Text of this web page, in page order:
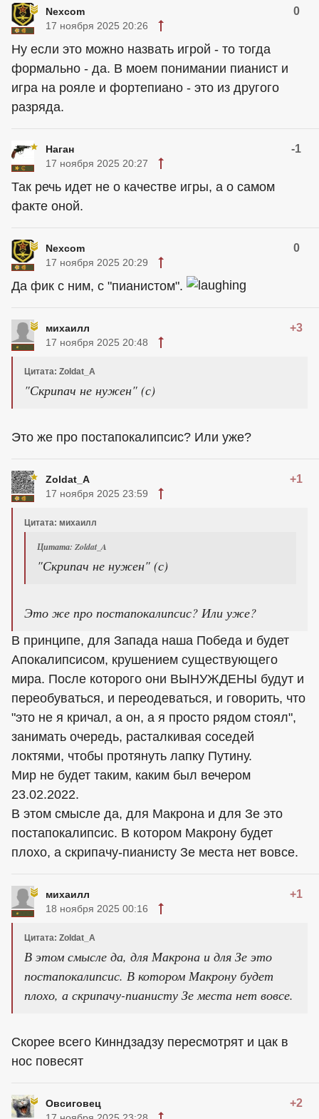
Nexcom 0
17 ноября 2025 20:26
Ну если это можно назвать игрой - то тогда
формально - да. В моем понимании пианист и
игра на рояле и фортепиано - это из другого
разряда.
Наган -1
17 ноября 2025 20:27
Так речь идет не о качестве игры, а о самом
факте оной.
Nexcom 0
17 ноября 2025 20:29
Да фик с ним, с "пианистом".
михаилл +3
17 ноября 2025 20:48
Цитата: Zoldat_A
"Скрипач не нужен" (с)
Это же про постапокалипсис? Или уже?
Zoldat_A +1
17 ноября 2025 23:59
Цитата: михаилл
Цитата: Zoldat_A
"Скрипач не нужен" (с)
Это же про постапокалипсис? Или уже?
В принципе, для Запада наша Победа и будет
Апокалипсисом, крушением существующего
мира. После которого они ВЫНУЖДЕНЫ будут и
переобуваться, и переодеваться, и говорить, что
"это не я кричал, а он, а я просто рядом стоял",
занимать очередь, расталкивая соседей
локтями, чтобы протянуть лапку Путину.
Мир не будет таким, каким был вечером
23.02.2022.
В этом смысле да, для Макрона и для Зе это
постапокалипсис. В котором Макрону будет
плохо, а скрипачу-пианисту Зе места нет вовсе.
михаилл +1
18 ноября 2025 00:16
Цитата: Zoldat_A
В этом смысле да, для Макрона и для Зе это
постапокалипсис. В котором Макрону будет
плохо, а скрипачу-пианисту Зе места нет вовсе.
Скорее всего Кинндзадзу пересмотрят и цак в
нос повесят
Овсиговец +2